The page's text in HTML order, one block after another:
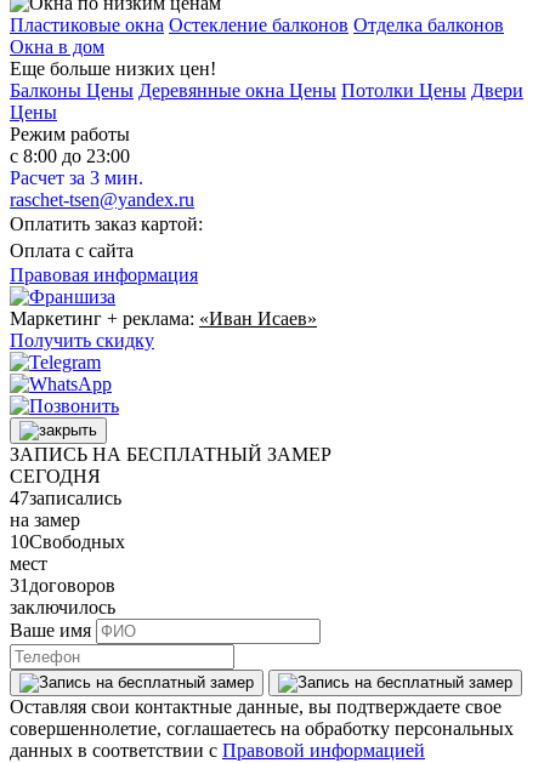
Пластиковые окна Остекление балконов Отделка балконов
Окна в дом
Еще больше низких цен!
Балконы Цены Деревянные окна Цены Потолки Цены Двери
Цены
Режим работы
с 8:00 до 23:00
Расчет за 3 мин.
raschet-tsen@yandex.ru
Оплатить заказ картой:
Оплата с сайта
Правовая информация
Маркетинг + реклама: «Иван Исаев»
Получить скидку
ЗАПИСЬ НА БЕСПЛАТНЫЙ ЗАМЕР
СЕГОДНЯ
47записались
на замер
10Свободных
мест
31 договоров
заключилось
Ваше имя
Оставляя свои контактные данные, вы подтверждаете свое
совершеннолетие, соглашаетесь на обработку персональных
данных в соответствии с Правовой информацией